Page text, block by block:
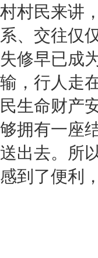
村村民来讲
系、交往仅
失修早已成
输，行人走
民生命财产
够拥有一座
送出去。所
感到了便利